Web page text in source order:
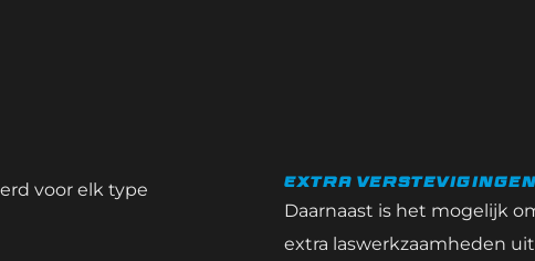
voor elk type
Extra verstevigingen
Daarnaast is het mogelijk
extra laswerkzaamheden